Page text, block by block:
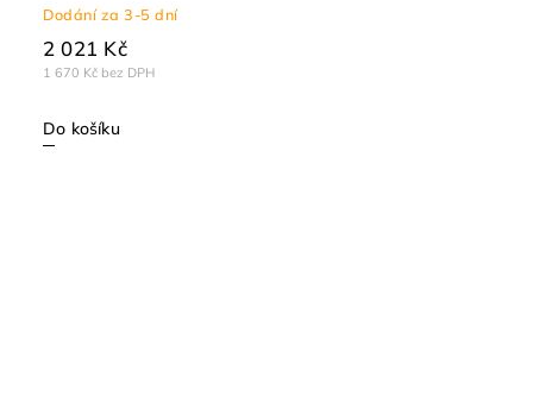
Dodání za 3-5 dní
1 670 Kč bez DPH
2 021 Kč
Do košíku